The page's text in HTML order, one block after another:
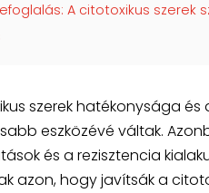
A citotoxikus szerek
szerek hatékonysága és
eszközévé váltak.
és a rezisztencia
azon, hogy javítsák a